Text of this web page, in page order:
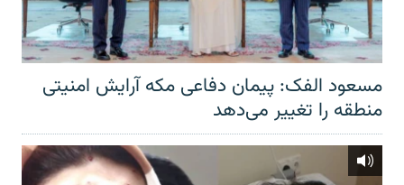
مسعود الفک: پیمان دفاعی مکه آرایش امنیتی
منطقه را تغییر می‌دهد